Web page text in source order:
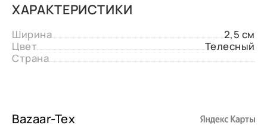
ХАРАКТЕРИСТИКИ
Ширина
2,5 см
Цвет
Телесный
Страна
Bazaar-Tex